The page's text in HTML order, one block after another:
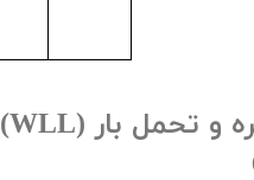
و تحمل بار (WLL
)